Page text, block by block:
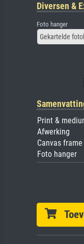
Diversen &
Foto hanger
Gekartelde
Print &
Afwerking
Canvas frame
Foto hanger